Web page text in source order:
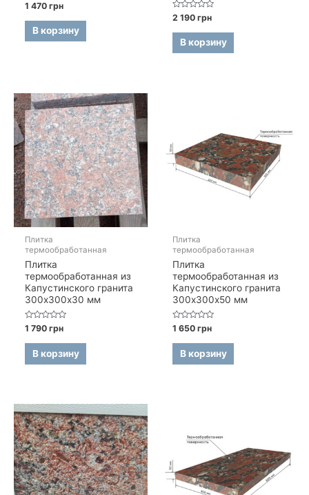
Оценка
0
из
1 470грн
В корзину
Оценка
0
из
2 190грн
В корзину
Плитка
термообработанная
Плитка
термообработанная из
Капустинского гранита
300х300х30 мм
Оценка
0
из
1 790грн
В корзину
Плитка
термообработанная
Плитка
термообработанная из
Капустинского гранита
300х300х50 мм
Оценка
0
из
1 650грн
В корзину